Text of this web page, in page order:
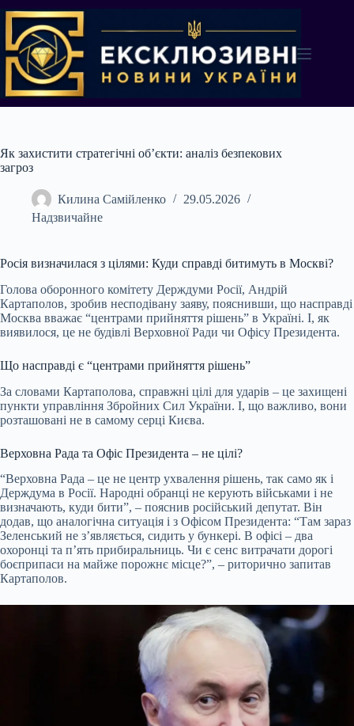
до
вмісту
Як захистити стратегічні об’єкти: аналіз безпекових
загроз
Килина Самійленко
29.05.2026
Надзвичайне
Росія визначилася з цілями: Куди справді битимуть в Москві?
Голова оборонного комітету Держдуми Росії, Андрій
Картаполов, зробив несподівану заяву, пояснивши, що насправді
Москва вважає “центрами прийняття рішень” в Україні. І, як
виявилося, це не будівлі Верховної Ради чи Офісу Президента.
Що насправді є “центрами прийняття рішень”
За словами Картаполова, справжні цілі для ударів – це захищені
пункти управління Збройних Сил України. І, що важливо, вони
розташовані не в самому серці Києва.
Верховна Рада та Офіс Президента – не цілі?
“Верховна Рада – це не центр ухвалення рішень, так само як і
Держдума в Росії. Народні обранці не керують військами і не
визначають, куди бити”, – пояснив російський депутат. Він
додав, що аналогічна ситуація і з Офісом Президента: “Там зараз
Зеленський не з’являється, сидить у бункері. В офісі – два
охоронці та п’ять прибиральниць. Чи є сенс витрачати дорогі
боєприпаси на майже порожнє місце?”, – риторично запитав
Картаполов.